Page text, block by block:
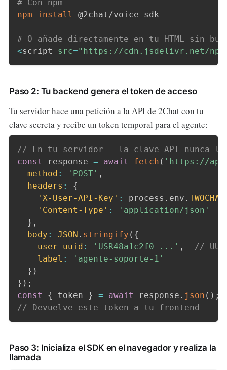
# Con npm
npm
install @2chat/voice-sdk
# O añade directamente en tu HTML sin
<script src="https://cdn.jsdelivr.net/
Paso 2: Tu backend genera el token de acceso
Tu servidor hace una petición a la API de 2Chat con tu
clave secreta y recibe un token temporal para el agente:
// En tu servidor — la clave API nunca
const
response = await fetch ( 'https://
method : 'POST' ,
headers :
{
'X-User-API-Key' : process . env .
'Content-Type' :
'application/json'
} ,
body : JSON . stringify ( {
user_uuid : 'USR48a1c2f0-...' ,
//
label :
'agente-soporte-1'
} )
} ) ;
const
{ token } = await response . json ( ) ;
// Devuelve este token a tu frontend
Paso 3: Inicializa el SDK en el navegador y realiza la
llamada